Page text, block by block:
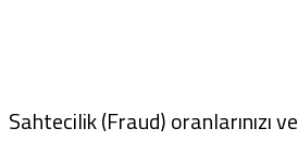
Sahtecilik (Fraud) oranlarınızı ve